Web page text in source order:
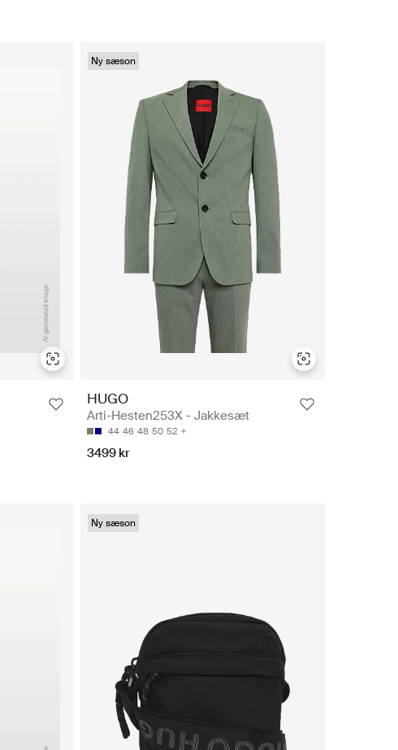
Ny sæson
HUGO
Arti-Hesten253X - Jakkesæt
44 46 48 50 52
3499 kr
Ny sæson